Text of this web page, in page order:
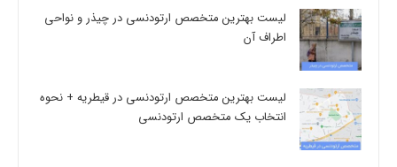
لیست بهترین متخصص ارتودنسی در چیذر و نواحی
اطراف آن
لیست بهترین متخصص ارتودنسی در قیطریه + نحوه
انتخاب یک متخصص ارتودنسی